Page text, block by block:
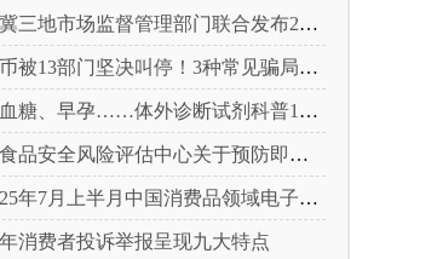
地市场监督管理部门联合发布2026年春节期间消费提示
被13部门坚决叫停！3种常见骗局“套路”曝光
、早孕……体外诊断试剂科普10问来了！建议收藏
全风险评估中心关于预防即食真空包装肉制品肉毒中毒的风险提示
7月上半月中国消费品领域电子电器行业产品质量投诉分析报告》
消费者投诉举报呈现九大特点